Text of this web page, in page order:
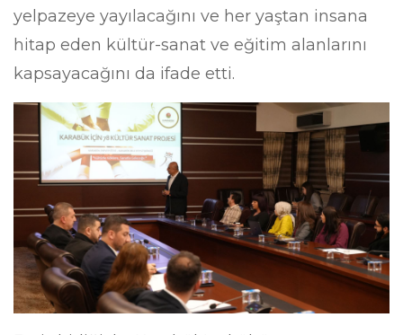
yelpazeye yayılacağını ve her yaştan insana
hitap eden kültür-sanat ve eğitim alanlarını
kapsayacağını da ifade etti.